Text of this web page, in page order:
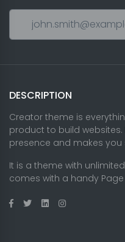
DESCRIPTION
Creator theme is
product to build
presence and makes you
It is a theme with
comes with a handy